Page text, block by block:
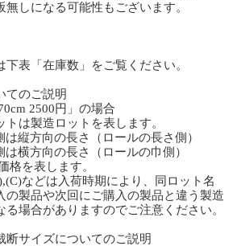
しになる可能性もございます。
下表「在庫数」をご覧ください。
てのご説明
2500円」の場合
トは製造ロットを表します。
は縦方向の長さ（ロールの長さ側）
は横方向の長さ（ロールの巾側）
格を表します。
などは入荷時期により、同ロット名
製品や次回にご購入の製品と違う製造
場合がありますのでご注意ください。
サイズについてのご説明